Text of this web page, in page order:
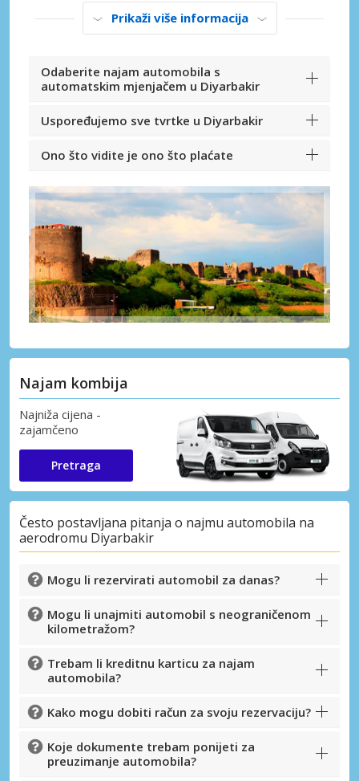
Prikaži više informacija
Odaberite najam automobila s
automatskim mjenjačem u Diyarbakir
Uspoređujemo sve tvrtke u Diyarbakir
Ono što vidite je ono što plaćate
Najam kombija
Najniža cijena -
zajamčeno
Pretraga
Često postavljana pitanja o najmu automobila na
aerodromu Diyarbakir
Mogu li rezervirati automobil za danas?
Mogu li unajmiti automobil s neograničenom
kilometražom?
Trebam li kreditnu karticu za najam
automobila?
Kako mogu dobiti račun za svoju rezervaciju?
Koje dokumente trebam ponijeti za
preuzimanje automobila?